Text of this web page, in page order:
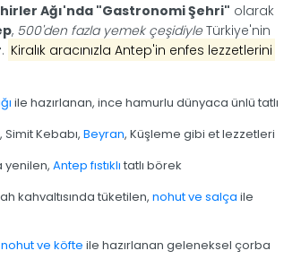
Ağı'nda "Gastronomi Şehri" olarak
, 500'den fazla yemek çeşidiyleTürkiye'nin
. Kiralık aracınızla Antep'in enfes lezzetlerini
ile hazırlanan, ince hamurlu dünyaca ünlü tatlı
, Simit Kebabı, Beyran, Küşleme gibi et lezzetleri
yenilen, Antep fıstıklı tatlı börek
kahvaltısında tüketilen, nohut ve salça ile
ve köfte ile hazırlanan geleneksel çorba